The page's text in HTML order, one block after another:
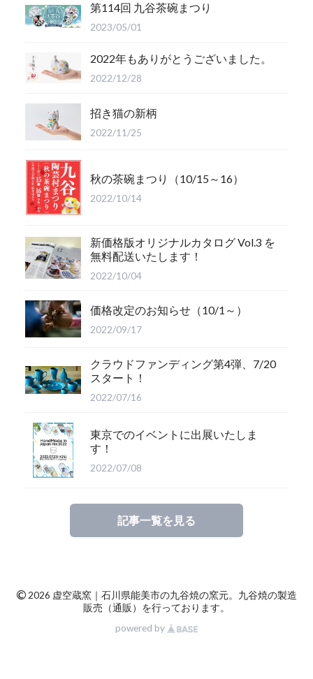
第114回 九谷茶碗まつり
2023/05/01
2022年もありがとうございました。
2022/12/28
招き猫の新柄
2022/11/25
秋の茶碗まつり（10/15～16）
2022/10/14
新価格版オリジナルカタログ Vol.3 を
無料配送いたします！
2022/10/04
価格改定のお知らせ（10/1～）
2022/09/17
クラウドファンディング第4弾、7/20
スタート！
2022/07/16
東京でのイベントに出展いたしま
す！
2022/07/08
記事一覧を見る
© 2026 虚空蔵窯｜石川県能美市の九谷焼の窯元。九谷焼の製造
販売（通販）を行っております。
powered by